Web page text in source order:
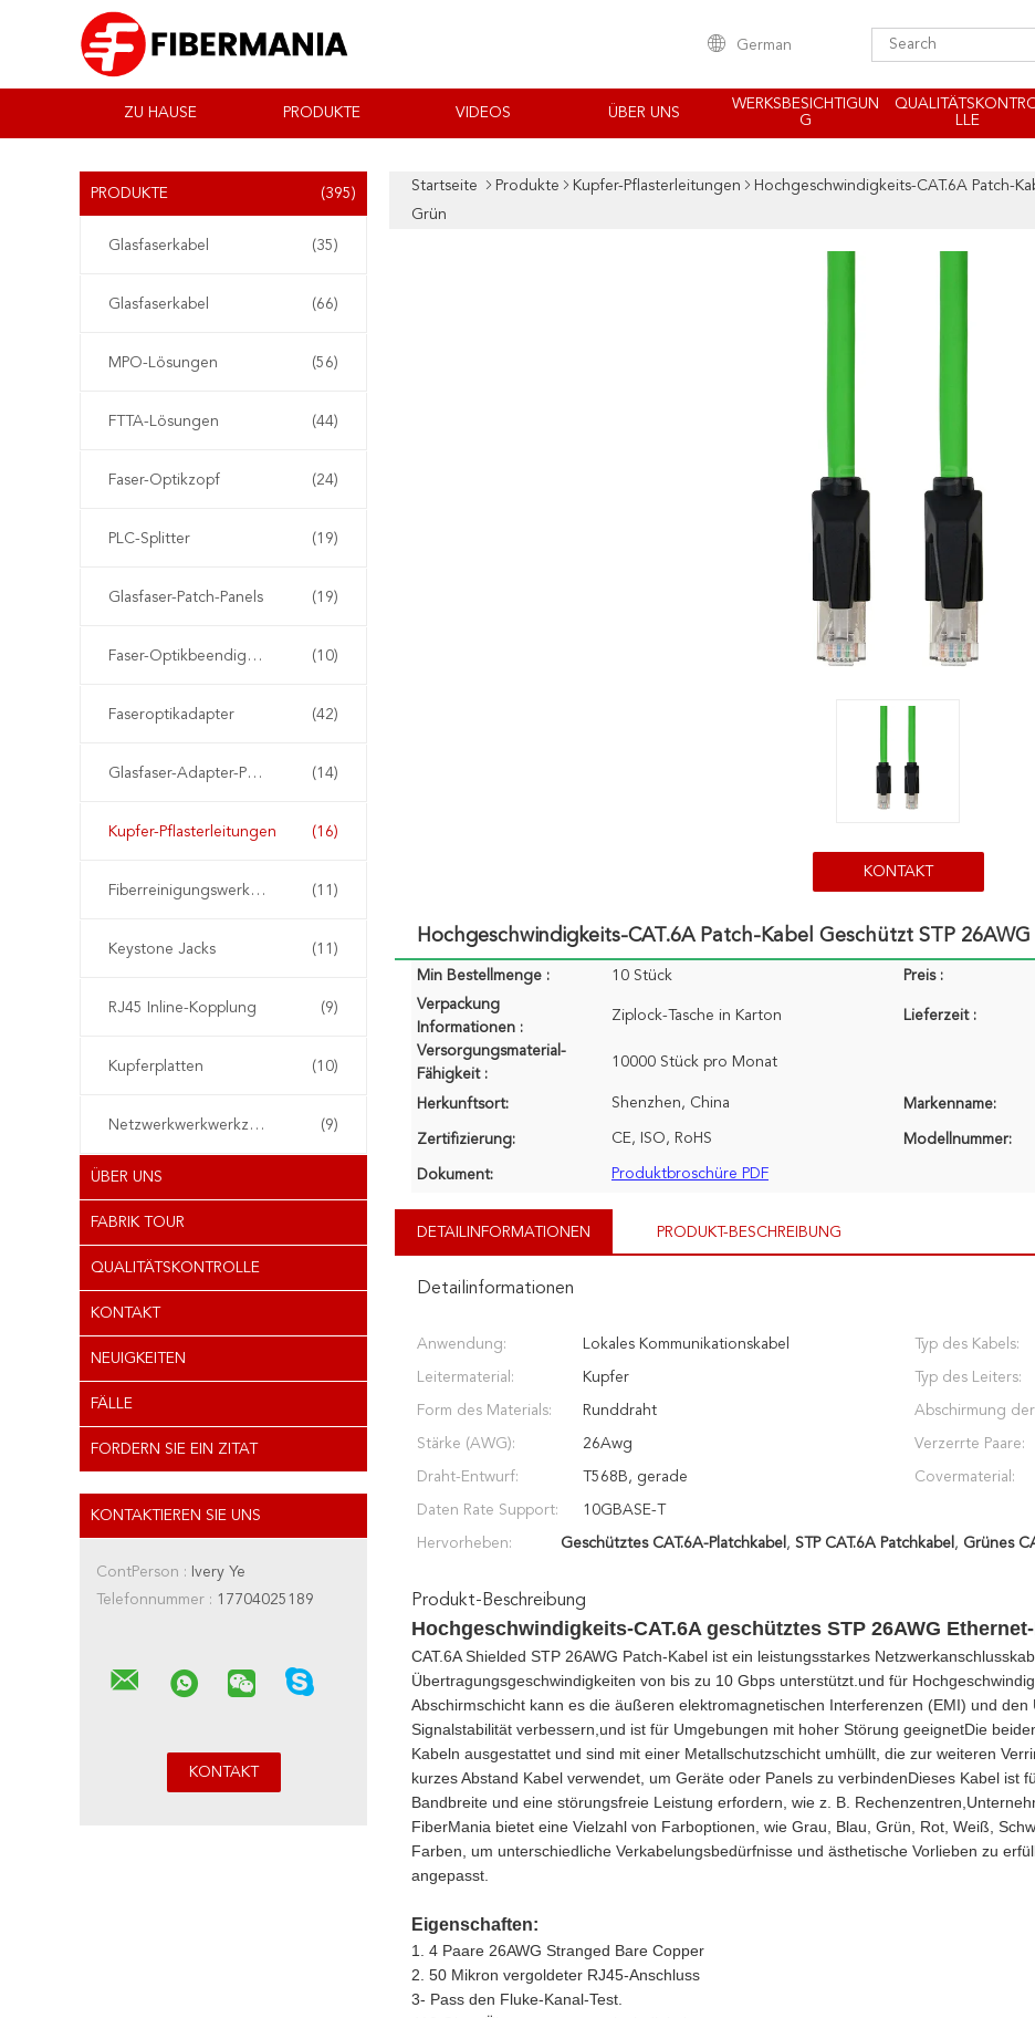
German
ZU HAUSE PRODUKTE VIDEOS ÜBER UNS
WERKSBESICHTIGUN
G
LLE
PRODUKTE (395)
Glasfaserkabel (35)
Glasfaserkabel (66)
MPO-Lösungen (56)
FTTA-Lösungen (44)
Faser-Optikzopf (24)
PLC-Splitter (19)
Glasfaser-Patch-Panels (19)
Faser-Optikbeendigungs-Kasten (10)
Faseroptikadapter (42)
Glasfaser-Adapter-Panels (14)
Kupfer-Pflasterleitungen (16)
Fiberreinigungswerkzeuge (11)
Keystone Jacks (11)
RJ45 Inline-Kopplung (9)
Kupferplatten (10)
Netzwerkwerkwerkzeuge (9)
ÜBER UNS
FABRIK TOUR
QUALITÄTSKONTROLLE
KONTAKT
NEUIGKEITEN
FÄLLE
FORDERN SIE EIN ZITAT
KONTAKTIEREN SIE UNS
ContPerson : Ivery Ye
Telefonnummer : 17704025189
Startseite Produkte Kupfer-Pflasterleitungen
Hochgeschwindigkeits-CAT.6A Patch-
Grün
KONTAKT
Hochgeschwindigkeits-CAT.6A Patch-Kabel Geschützt STP
Min Bestellmenge : 10 Stück Preis :
Verpackung
Informationen :
Ziplock-Tasche in Karton Lieferzeit :
Versorgungsmaterial-
Fähigkeit :
10000 Stück pro Monat
Herkunftsort: Shenzhen, China Markenname:
Zertifizierung: CE, ISO, RoHS Modellnummer:
Dokument: Produktbroschüre PDF
DETAILINFORMATIONEN PRODUKT-BESCHREIBUNG
Detailinformationen
Anwendung: Lokales Kommunikationskabel Typ des Kabels:
Leitermaterial: Kupfer Typ des Leiters:
Form des Materials: Runddraht Abschirmung
Stärke (AWG): 26Awg Verzerrte Paare:
Draht-Entwurf: T568B, gerade Covermaterial:
Daten Rate Support: 10GBASE-T
Hervorheben: Geschütztes CAT.6A-Platchkabel , STP CAT.6A Patchkabel , Grünes
Produkt-Beschreibung
Hochgeschwindigkeits-CAT.6A geschütztes STP 26AWG
CAT.6A Shielded STP 26AWG Patch-Kabel ist ein leistungsstarkes
Übertragungsgeschwindigkeiten von bis zu 10 Gbps unterstützt.und für
Abschirmschicht kann es die äußeren elektromagnetischen Interferenzen (EMI) und
Signalstabilität verbessern,und ist für Umgebungen mit hoher Störung geeignetDie
Kabeln ausgestattet und sind mit einer Metallschutzschicht umhüllt, die zur weiteren
kurzes Abstand Kabel verwendet, um Geräte oder Panels zu verbindenDieses Kabel ist
Bandbreite und eine störungsfreie Leistung erfordern, wie z. B.
FiberMania bietet eine Vielzahl von Farboptionen, wie Grau, Blau, Grün, Rot, Weiß,
Farben, um unterschiedliche Verkabelungsbedürfnisse und ästhetische Vorlieben zu
angepasst.
Eigenschaften:
1. 4 Paare 26AWG Stranged Bare Copper
2. 50 Mikron vergoldeter RJ45-Anschluss
3- Pass den Fluke-Kanal-Test.